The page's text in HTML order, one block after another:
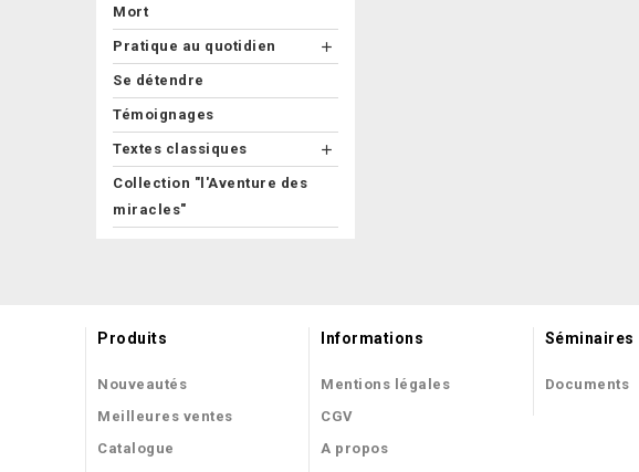
Mort
Pratique au quotidien

Se détendre
Témoignages
Textes classiques

Collection "l'Aventure des
miracles"
Produits
Nouveautés
Meilleures ventes
Catalogue
Informations
Mentions légales
CGV
A propos
Séminaires
Documents